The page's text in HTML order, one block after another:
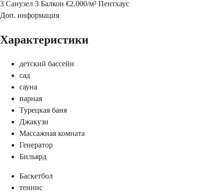
3 Санузел 3 Балкон €2.000/м² Пентхаус
Доп. информация
Характеристики
детский бассейн
сад
сауна
парная
Турецкая баня
Джакузи
Массажная комната
Генератор
Бильярд
Баскетбол
теннис